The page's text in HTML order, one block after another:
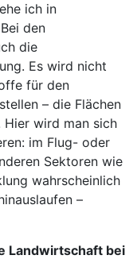
ich in
den
die
Es wird nicht
für den
– die Flächen
wird man sich
im Flug- oder
Sektoren wie
wahrscheinlich
–
Landwirtschaft bei